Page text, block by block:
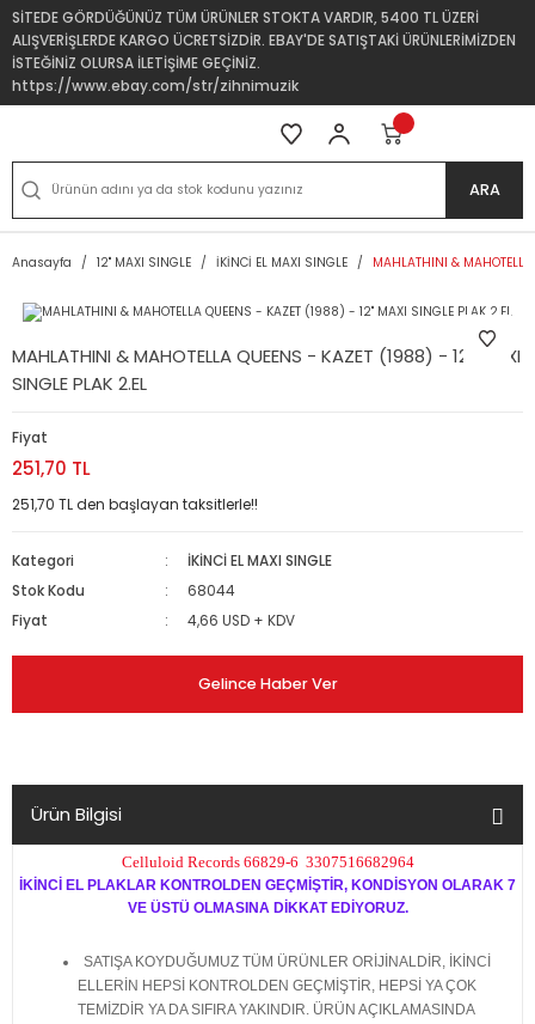
SİTEDE GÖRDÜĞÜNÜZ TÜM ÜRÜNLER STOKTA VARDIR, 5400 TL ÜZERİ
ALIŞVERİŞLERDE KARGO ÜCRETSİZDİR. EBAY'DE SATIŞTAKİ ÜRÜNLERİMİZDEN
İSTEĞİNİZ OLURSA İLETİŞİME GEÇİNİZ.
https://www.ebay.com/str/zihnimuzik
ARA
Anasayfa 12'' MAXI SINGLE İKİNCİ EL MAXI SINGLE MAHLATHINI &
MAHLATHINI & MAHOTELLA QUEENS - KAZET (1988) - 12'' MAXI
SINGLE PLAK 2.EL
Fiyat
251,70 TL
251,70 TL den başlayan taksitlerle!!
Kategori
İKİNCİ EL MAXI SINGLE
Stok Kodu
68044
Fiyat
4,66 USD + KDV
Gelince Haber Ver
Ürün Bilgisi
Celluloid Records 66829-6 3307516682964
İKİNCİ EL PLAKLAR KONTROLDEN GEÇMİŞTİR, KONDİSYON OLARAK 7
VE ÜSTÜ OLMASINA DİKKAT EDİYORUZ.
SATIŞA KOYDUĞUMUZ TÜM ÜRÜNLER ORİJİNALDİR, İKİNCİ
ELLERİN HEPSİ KONTROLDEN GEÇMİŞTİR, HEPSİ YA ÇOK
TEMİZDİR YA DA SIFIRA YAKINDIR. ÜRÜN AÇIKLAMASINDA